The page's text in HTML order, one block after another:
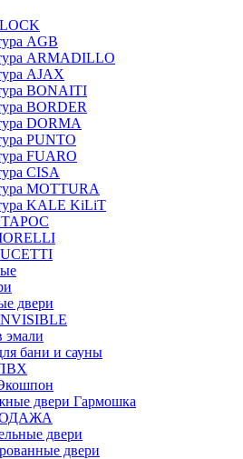
AGB
ARMADILLO
AJAX
BONAITI
BORDER
DORMA
PUNTO
FUARO
CISA
MOTTURA
KALE KiLiT
двери
эмали
бани и сауны
двери Гармошка
двери
двери